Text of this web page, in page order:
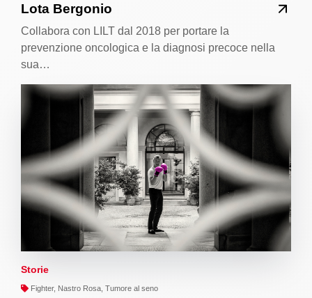
Lota Bergonio
Collabora con LILT dal 2018 per portare la
prevenzione oncologica e la diagnosi precoce nella
sua…
Storie
Fighter, Nastro Rosa, Tumore al seno